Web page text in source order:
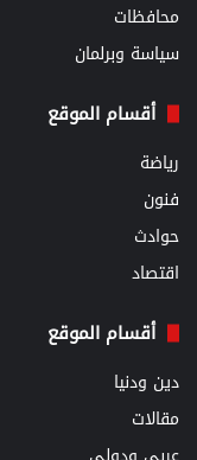
محافظات
سياسة وبرلمان
أقسام الموقع
رياضة
فنون
حوادث
اقتصاد
أقسام الموقع
دين ودنيا
مقالات